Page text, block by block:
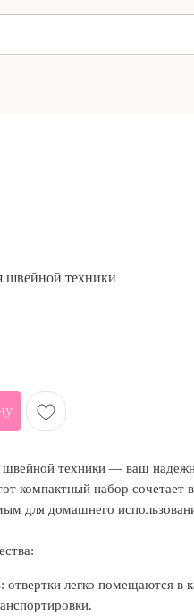
швейной техники
швейной техники — ваш
компактный набор сочетает в
для домашнего
отвертки легко помещаются в